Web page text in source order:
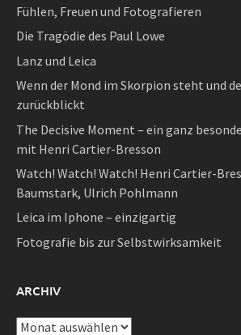
Fühlen, Freuen und Fotografieren
Die Tragödie des Paul Lowe
Lanz und Leica
Wenn der Mond im Skorpion steht und
zurückblickt
The Decisive Moment – ein ganz
mit Henri Cartier-Bresson
Watch! Watch! Watch! Henri Cartier-
Baumstark, Ulrich Pohlmann
Leica im Iphone – einzigartig
Fotografie bis zur Selbstwirksamkeit
ARCHIV
Archiv